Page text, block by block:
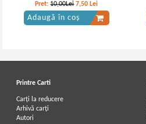
Pret:10,00Lei 7,50 Lei
Adaugă în coș
Printre Carti
Carți la reducere
Arhivă carți
Autori